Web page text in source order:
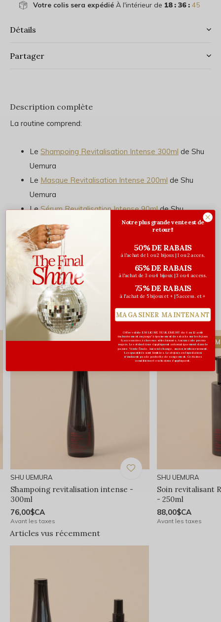
Votre colis sera expédiéÀ l'intérieur de 18 : 36 : 44
Détails
Partager
Description complète
La routine comprend:
Le Shampoing Revitalisation Intense 300ml de Shu
Uemura
Le Masque Revitalisation Intense 200ml de Shu
Uemura
LeSérum Revitalisation Intense 90mlde Shu
Uemura
Évaluations
0/ 5
Vous pourriez aussi aimer...
NOUVELLE FORMULE
SHU UEMURA
Shampoing revitalisation intense -
300ml
76,00$CA
Avant les taxes
NOUVELLE
SHU UEMURA
Soin revitalisant
- 250ml
88,00$CA
Avant les taxes
Articles vus récemment
Notre plus grande vente est de
retour!!
50% DE RABAIS
à l'achat de 1 ou 2 bijoux | 1 ou 2 acces.
65% DE RABAIS
à l'achat de 3 ou 4 bijoux | 3 ou 4 access.
75% DE RABAIS
à l'achat de 5 bijoux et + | 5 access. et +
MAGASINER MAINTENANT
Offre valide EN LIGNE SEULEMENT du 6 au 12 août
inclusivement ou jusqu'à épuisement des stocks sur les bijoux
& accessoires à cheveux sélectionnés. Aucun code promo
requis. Les réductions s’appliquent automatiquement dans le
panier. Vente finale. Aucun échange, aucun remboursement.
Les quantités sont limitées. Les bijoux en liquidation
n'incluent pas de pochette de rangement. Certaines
conditions et exclusions s'appliquent.